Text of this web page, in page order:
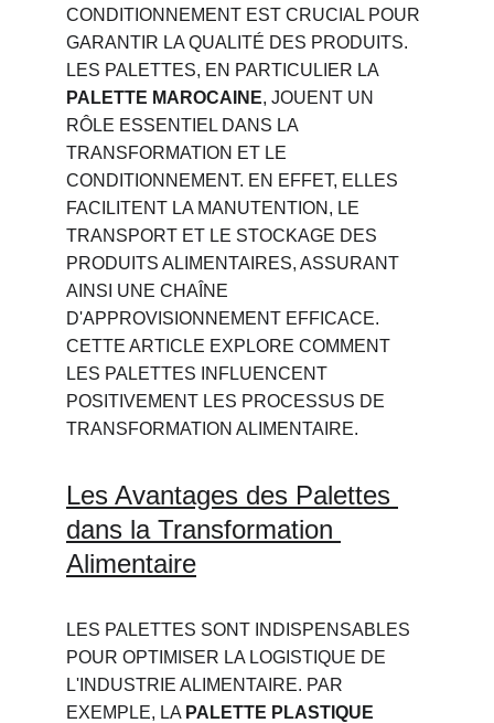
CONDITIONNEMENT EST CRUCIAL POUR
GARANTIR LA QUALITÉ DES PRODUITS.
LES PALETTES, EN PARTICULIER LA
PALETTE MAROCAINE, JOUENT UN
RÔLE ESSENTIEL DANS LA
TRANSFORMATION ET LE
CONDITIONNEMENT. EN EFFET, ELLES
FACILITENT LA MANUTENTION, LE
TRANSPORT ET LE STOCKAGE DES
PRODUITS ALIMENTAIRES, ASSURANT
AINSI UNE CHAÎNE
D'APPROVISIONNEMENT EFFICACE.
CETTE ARTICLE EXPLORE COMMENT
LES PALETTES INFLUENCENT
POSITIVEMENT LES PROCESSUS DE
TRANSFORMATION ALIMENTAIRE.
Les Avantages des Palettes
dans la Transformation
Alimentaire
LES PALETTES SONT INDISPENSABLES
POUR OPTIMISER LA LOGISTIQUE DE
L'INDUSTRIE ALIMENTAIRE. PAR
EXEMPLE, LA PALETTE PLASTIQUE